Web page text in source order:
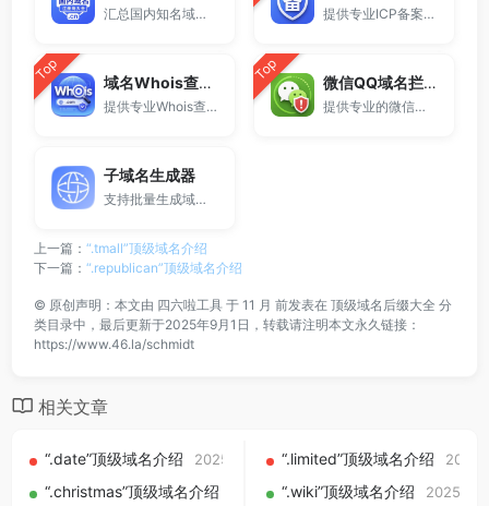
汇总国内知名域名注册商与服务平台。 提供专业ICP备案查询与网站备案信息查询服务，支持域名备案号查询、网站是否备案检测及备案信息快速获取，适用于站长工具、域名检测与SEO分析。
Top 域名Whois查询工具
提供专业Whois查询与域名信息查询服务，支持查询域名注册信息、注册商、到期时间及DNS记录，适用于域名检测、SEO分析及站长工具使用。
Top 微信QQ域名拦截检测
提供专业的微信拦截检测、QQ拦截检测、域名被墙检测服务，一键查询网站是否被封、被拦截或被限制访问。
子域名生成器
支持批量生成域名与泛解析子域名，适用于站群部署、SEO测试与开发环境使用。
上一篇： “.tmall”顶级域名介绍
下一篇： “.republican”顶级域名介绍
© 原创声明：本文由 四六啦工具 于 11 月 前发表在 顶级域名后缀大全 分
类目录中，最后更新于2025年9月1日，转载请注明本文永久链接：
https://www.46.la/schmidt
相关文章
“.date”顶级域名介绍 2025-09-01 “.limited”顶级域名介绍
“.christmas”顶级域名介绍 2025-09-01“.wiki”顶级域名介绍 2025-